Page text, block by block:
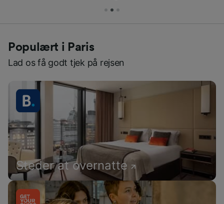
Populært i Paris
Lad os få godt tjek på rejsen
Steder at overnatte